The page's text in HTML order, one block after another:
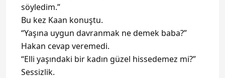
söyledim.”
Bu kez Kaan konuştu.
“Yaşına uygun davranmak ne demek baba?”
Hakan cevap veremedi.
“Elli yaşındaki bir kadın güzel hissedemez mi?”
Sessizlik.